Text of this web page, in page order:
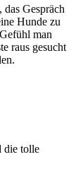
Gespräch
Hunde zu
man
raus gesucht
die tolle